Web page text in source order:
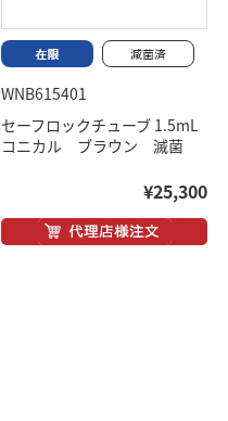
WNB615401
セーフロックチューブ 1.5mL
コニカル ブラウン 滅菌
¥25,300